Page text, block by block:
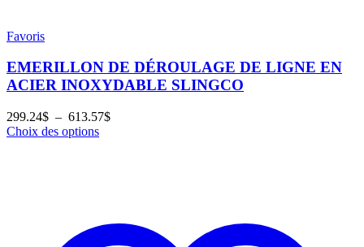
Favoris
EMERILLON DE DÉROULAGE DE LIGNE EN
ACIER INOXYDABLE SLINGCO
299.24$ – 613.57$Plage
Choix des options